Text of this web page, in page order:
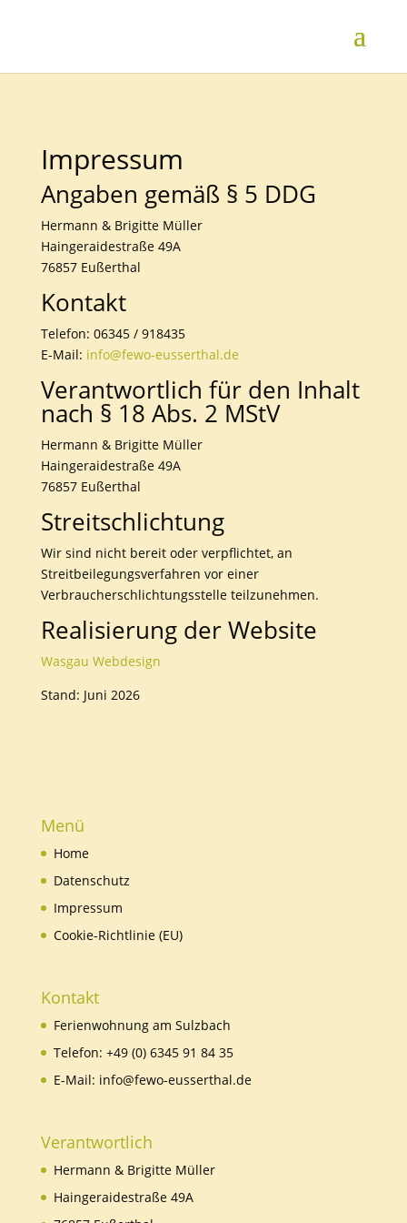
Impressum
Angaben gemäß § 5 DDG
Hermann & Brigitte Müller
Haingeraidestraße 49A
76857 Eußerthal
Kontakt
Telefon: 06345 / 918435
E-Mail: info@fewo-eusserthal.de
Verantwortlich für den Inhalt
nach § 18 Abs. 2 MStV
Hermann & Brigitte Müller
Haingeraidestraße 49A
76857 Eußerthal
Streitschlichtung
Wir sind nicht bereit oder verpflichtet, an
Streitbeilegungsverfahren vor einer
Verbraucherschlichtungsstelle teilzunehmen.
Realisierung der Website
Wasgau Webdesign
Stand: Juni 2026
Menü
Home
Datenschutz
Impressum
Cookie-Richtlinie (EU)
Kontakt
Ferienwohnung am Sulzbach
Telefon: +49 (0) 6345 91 84 35
E-Mail: info@fewo-eusserthal.de
Verantwortlich
Hermann & Brigitte Müller
Haingeraidestraße 49A